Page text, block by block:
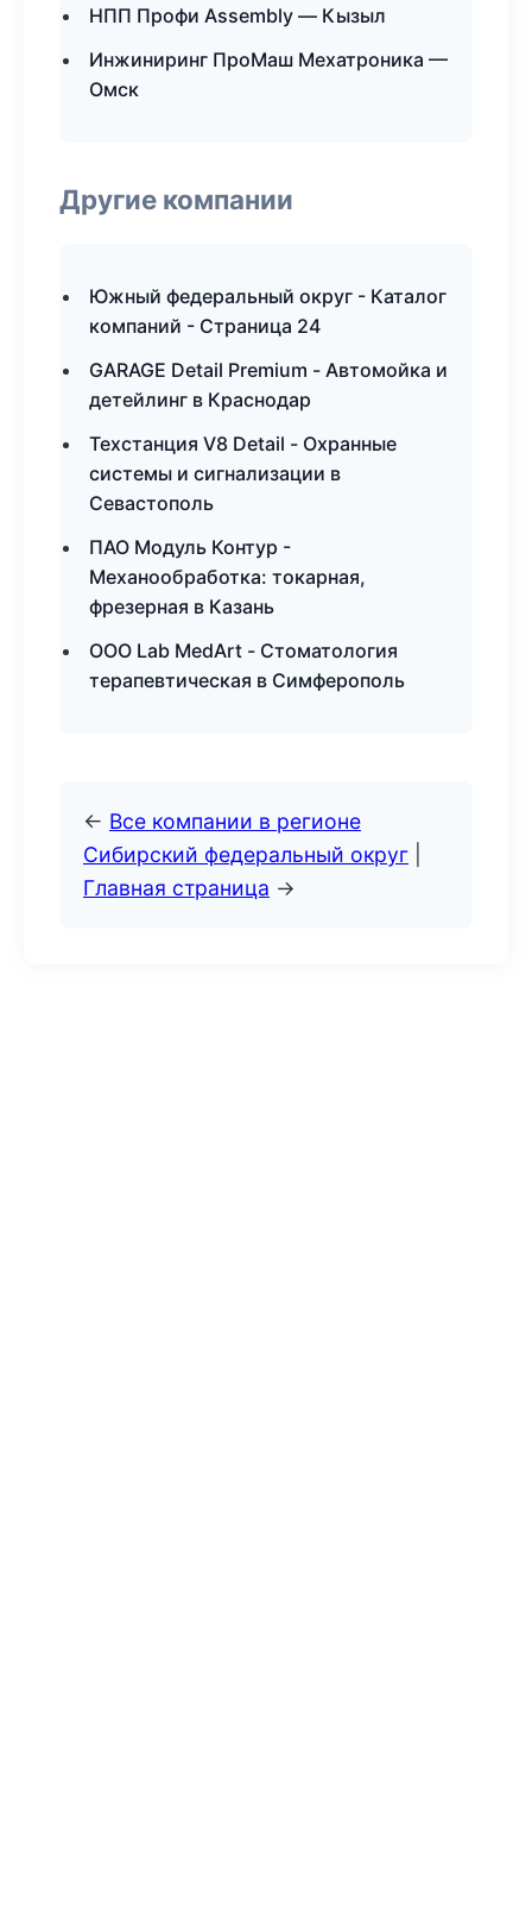
НПП Профи Assembly — Кызыл
Инжиниринг ПроМаш Мехатроника —
Омск
Другие компании
Южный федеральный округ - Каталог
компаний - Страница 24
GARAGE Detail Premium - Автомойка и
детейлинг в Краснодар
Техстанция V8 Detail - Охранные
системы и сигнализации в
Севастополь
ПАО Модуль Контур -
Механообработка: токарная,
фрезерная в Казань
ООО Lab MedArt - Стоматология
терапевтическая в Симферополь
← Все компании в регионе
Сибирский федеральный округ
Главная страница →